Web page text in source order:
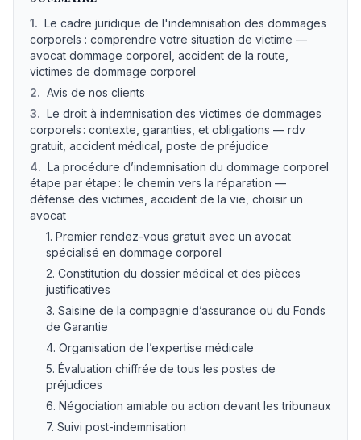
1. Le cadre juridique de l'indemnisation des dommages
corporels : comprendre votre situation de victime —
avocat dommage corporel, accident de la route,
victimes de dommage corporel
2. Avis de nos clients
3. Le droit à indemnisation des victimes de dommages
corporels : contexte, garanties, et obligations — rdv
gratuit, accident médical, poste de préjudice
4. La procédure d’indemnisation du dommage corporel
étape par étape : le chemin vers la réparation —
défense des victimes, accident de la vie, choisir un
avocat
1. Premier rendez-vous gratuit avec un avocat
spécialisé en dommage corporel
2. Constitution du dossier médical et des pièces
justificatives
3. Saisine de la compagnie d’assurance ou du Fonds
de Garantie
4. Organisation de l’expertise médicale
5. Évaluation chiffrée de tous les postes de
préjudices
6. Négociation amiable ou action devant les tribunaux
7. Suivi post-indemnisation